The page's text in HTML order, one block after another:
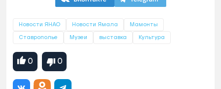
Новости ЯНАО Новости Ямала Мамонты
Ставрополье Музеи выставка Культура
0 0